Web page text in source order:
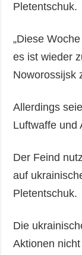
Pletentschuk.
„Diese
es ist wieder
Noworossijsk
Allerdings
Luftwaffe und
Der Feind
auf
Pletentschuk.
Die
Aktionen